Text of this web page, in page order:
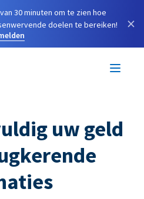
30 minuten om te zien hoe
doelen te bereiken!
×
uw geld